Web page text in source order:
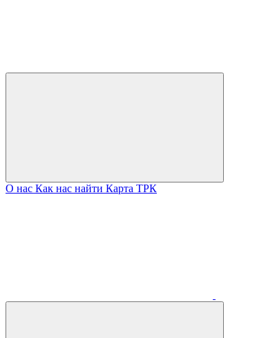
О нас Как нас найти Карта ТРК